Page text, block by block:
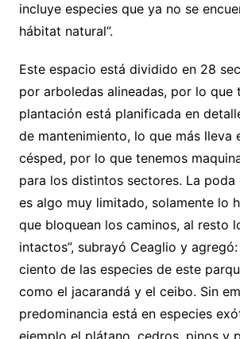
incluye especies que ya no se
hábitat natural”.
Este espacio está dividido en 28
por arboledas alineadas, por lo que
plantación está planificada en
de mantenimiento, lo que más lleva
césped, por lo que tenemos
para los distintos sectores. La poda
es algo muy limitado, solamente lo
que bloquean los caminos, al resto
intactos”, subrayó Ceaglio y agregó:
ciento de las especies de este
como el jacarandá y el ceibo. Sin
predominancia está en especies